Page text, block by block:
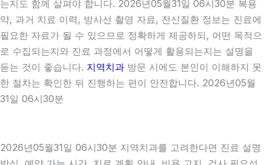
는지도 함께 살펴야 합니다. 2026년05월31일 06시30분 복용
약, 과거 치료 이력, 방사선 촬영 자료, 전신질환 정보는 진료에
필요한 자료가 될 수 있으므로 정확하게 제공하되, 어떤 목적으
로 수집되는지와 진료 과정에서 어떻게 활용되는지는 설명을
듣는 것이 좋습니다. 지역치과 방문 시에도 본인이 이해하지 못
한 절차는 확인한 뒤 진행하는 편이 안전합니다. 2026년05월
31일 06시30분
2026년05월31일 06시30분 지역치과를 고려한다면 진료 설명